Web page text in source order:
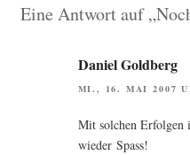
Eine Antwort auf
Daniel Goldberg
MI., 16. MAI 2007
Mit sol­chen Erfol­gen
wie­der Spass!